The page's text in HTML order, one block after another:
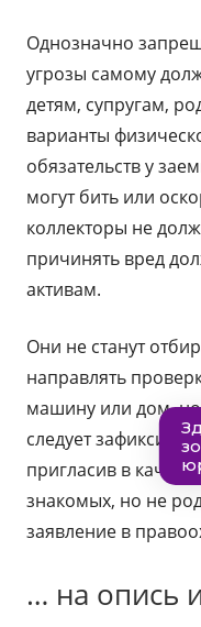
Однозначно
угрозы самому
детям, супругам,
варианты
обязательств у
могут бить или
коллекторы не
причинять вред
активам.
Они не станут
направлять
машину или дом, но
следует
пригласив в
знакомых, но не
заявление в
… на опись